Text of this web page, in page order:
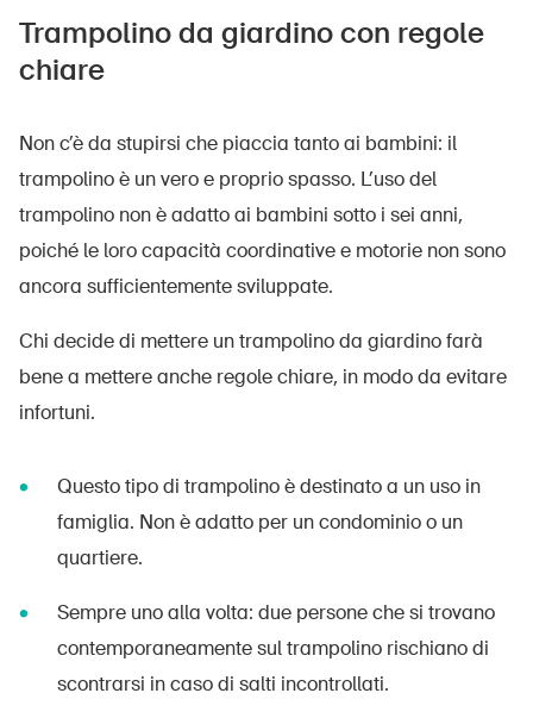
Trampolino da giardino con regole
chiare
Non c’è da stupirsi che piaccia tanto ai bambini: il
trampolino è un vero e proprio spasso. L’uso del
trampolino non è adatto ai bambini sotto i sei anni,
poiché le loro capacità coordinative e motorie non sono
ancora sufficientemente sviluppate.
Chi decide di mettere un trampolino da giardino farà
bene a mettere anche regole chiare, in modo da evitare
infortuni.
Questo tipo di trampolino è destinato a un uso in
famiglia. Non è adatto per un condominio o un
quartiere.
Sempre uno alla volta: due persone che si trovano
contemporaneamente sul trampolino rischiano di
scontrarsi in caso di salti incontrollati.